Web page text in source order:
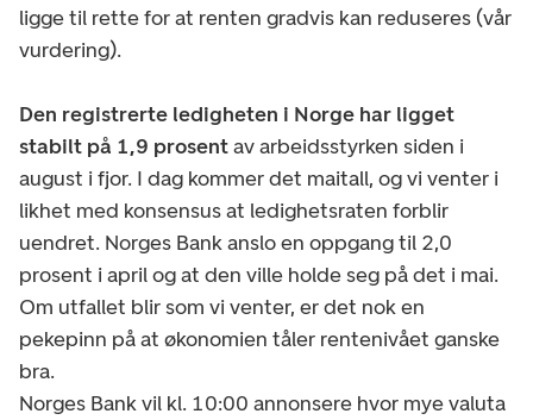
ligge til rette for at renten gradvis kan reduseres (vår
vurdering).
Den registrerte ledigheten i Norge har ligget
stabilt på 1,9 prosentav arbeidsstyrken siden i
august i fjor. I dag kommer det maitall, og vi venter i
likhet med konsensus at ledighetsraten forblir
uendret. Norges Bank anslo en oppgang til 2,0
prosent i april og at den ville holde seg på det i mai.
Om utfallet blir som vi venter, er det nok en
pekepinn på at økonomien tåler rentenivået ganske
bra.
Norges Bank vil kl. 10:00 annonsere hvor mye valuta